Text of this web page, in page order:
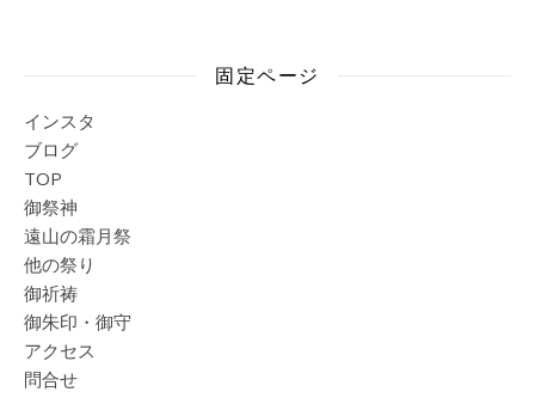
固定ページ
インスタ
ブログ
TOP
御祭神
遠山の霜月祭
他の祭り
御祈祷
御朱印・御守
アクセス
問合せ